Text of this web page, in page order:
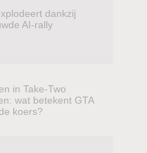
dankzij
AI-rally
in Take-Two
wat betekent GTA
koers?